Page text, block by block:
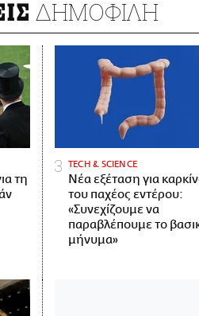
ΔΗΜΟΦΙΛΗ
τη
ΤECH & SCIENCE
Νέα εξέταση για
του παχέος εντέρου:
«Συνεχίζουμε να
παραβλέπουμε το
μήνυμα»